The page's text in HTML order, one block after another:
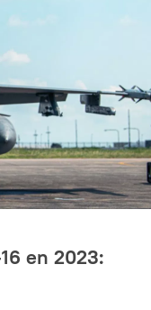
en 2023: